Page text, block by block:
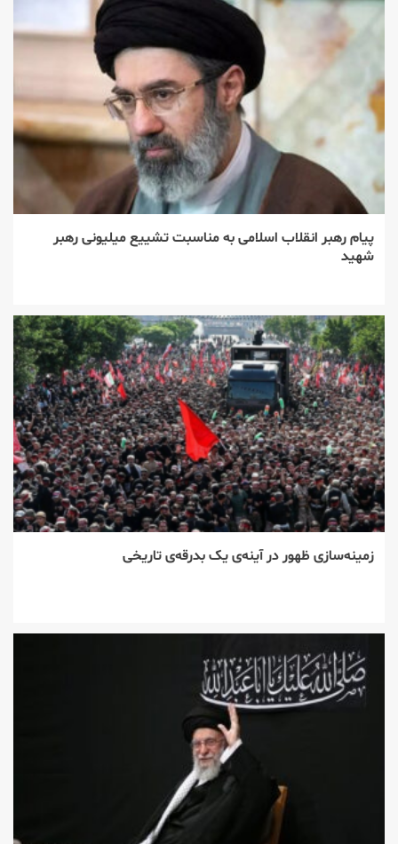
پیام رهبر انقلاب اسلامی به مناسبت تشییع میلیونی رهبر
شهید
زمینه‌سازی ظهور در آینه‌ی یک بدرقه‌ی تاریخی